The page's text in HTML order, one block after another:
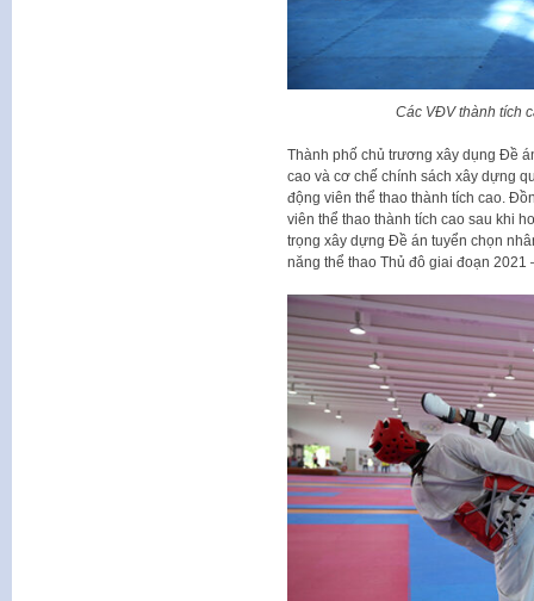
Các VĐV thành tích
Thành phố chủ trương xây dụng Đề
cao và cơ chế chính sách xây dựng
động viên thể thao thành tích cao.
viên thể thao thành tích cao sau khi
trọng xây dựng Đề án tuyển chọn
năng thể thao Thủ đô giai đoạn